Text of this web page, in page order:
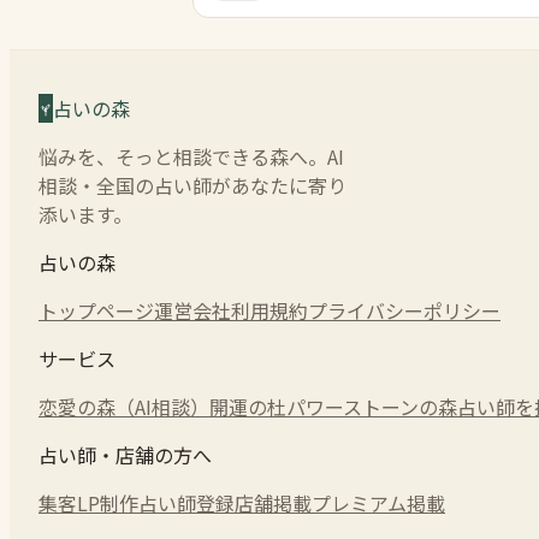
占いの森
悩みを、そっと相談できる森へ。AI
相談・全国の占い師があなたに寄り
添います。
占いの森
トップページ運営会社利用規約プライバシーポリシー
サービス
恋愛の森（AI相談） 開運の杜パワーストーンの森占い師
占い師・店舗の方へ
集客LP制作占い師登録店舗掲載プレミアム掲載